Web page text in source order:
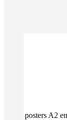
posters A2